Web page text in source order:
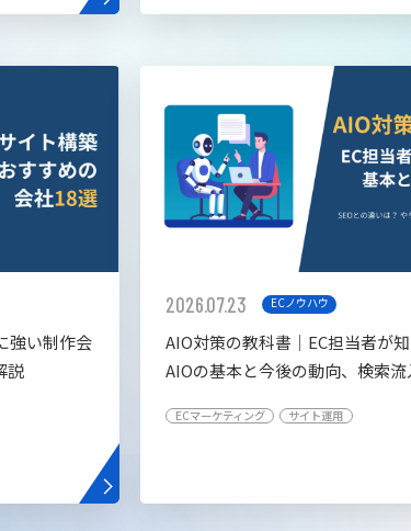
強い制作会
説
2026.07.23 ECノウハウ
AIO対策の教科書│EC担当者が
AIOの基本と今後の動向、検索流
ECマーケティング サイト運用